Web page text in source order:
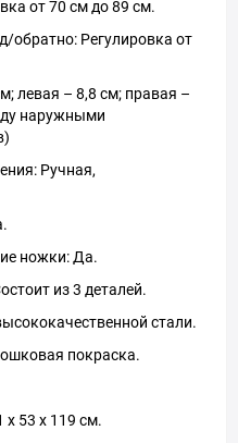
от 70 см до 89 см.
обратно: Регулировка от
левая – 8,8 см; правая –
наружными
Ручная,
ножки: Да.
из 3 деталей.
стали.
покраска.
x 53 x 119 см.